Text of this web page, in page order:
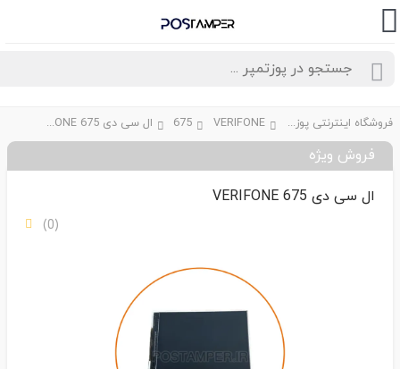
فروشگاه اینترنتی پوزتمپر VERIFONE
675 ال سی دی VERIFONE 675
فروش ویژه
ال سی دی VERIFONE 675